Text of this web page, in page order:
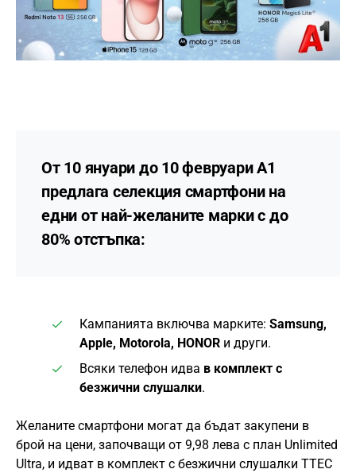
От 10 януари до 10 февруари А1
предлага селекция смартфони на
едни от най-желаните марки с до
80% отстъпка:
Кампанията включва марките: Samsung,
Apple, Motorola, HONOR и други.
Всяки телефон идва в комплект с
безжични слушалки.
Желаните смартфони могат да бъдат закупени в
брой на цени, започващи от 9,98 лева с план Unlimited
Ultra, и идват в комплект с безжични слушалки TTEC